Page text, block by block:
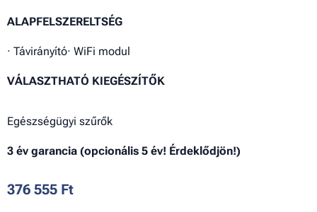
ALAPFELSZERELTSÉG
· Távirányító· WiFi modul
VÁLASZTHATÓ KIEGÉSZÍTŐK
Egészségügyi szűrők
3 év garancia (opcionális 5 év! Érdeklődjön!)
376 555 Ft